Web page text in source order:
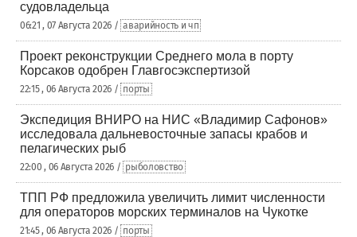
судовладельца
06:21 , 07 Августа 2026 / аварийность и чп
Проект реконструкции Среднего мола в порту
Корсаков одобрен Главгосэкспертизой
22:15 , 06 Августа 2026 / порты
Экспедиция ВНИРО на НИС «Владимир Сафонов»
исследовала дальневосточные запасы крабов и
пелагических рыб
22:00 , 06 Августа 2026 / рыболовство
ТПП РФ предложила увеличить лимит численности
для операторов морских терминалов на Чукотке
21:45 , 06 Августа 2026 / порты